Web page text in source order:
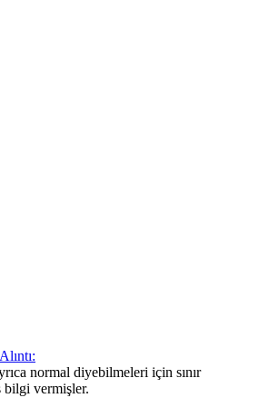
normal diyebilmeleri için sınır
bilgi vermişler.